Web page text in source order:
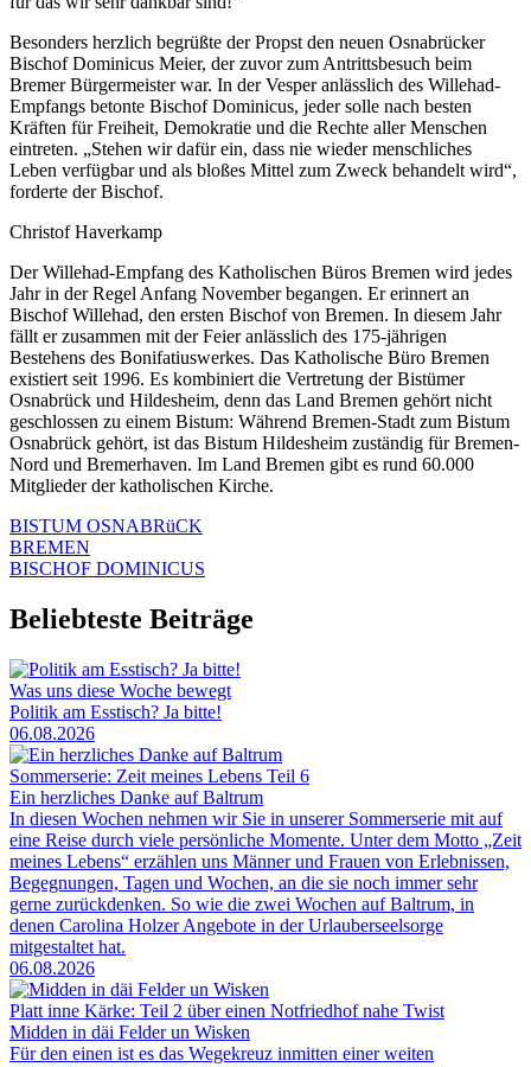
Besonders herzlich begrüßte der Propst den neuen Osnabrücker
Bischof Dominicus Meier, der zuvor zum Antrittsbesuch beim
Bremer Bürgermeister war. In der Vesper anlässlich des Willehad-
Empfangs betonte Bischof Dominicus, jeder solle nach besten
Kräften für Freiheit, Demokratie und die Rechte aller Menschen
eintreten. „Stehen wir dafür ein, dass nie wieder menschliches
Leben verfügbar und als bloßes Mittel zum Zweck behandelt wird“,
forderte der Bischof.
Christof Haverkamp
Der Willehad-Empfang des Katholischen Büros Bremen wird jedes
Jahr in der Regel Anfang November begangen. Er erinnert an
Bischof Willehad, den ersten Bischof von Bremen. In diesem Jahr
fällt er zusammen mit der Feier anlässlich des 175-jährigen
Bestehens des Bonifatiuswerkes. Das Katholische Büro Bremen
existiert seit 1996. Es kombiniert die Vertretung der Bistümer
Osnabrück und Hildesheim, denn das Land Bremen gehört nicht
geschlossen zu einem Bistum: Während Bremen-Stadt zum Bistum
Osnabrück gehört, ist das Bistum Hildesheim zuständig für Bremen-
Nord und Bremerhaven. Im Land Bremen gibt es rund 60.000
Mitglieder der katholischen Kirche.
BISTUM OSNABRüCK
BREMEN
BISCHOF DOMINICUS
Beliebteste Beiträge
Was uns diese Woche bewegt
Politik am Esstisch? Ja bitte!
06.08.2026
Sommerserie: Zeit meines Lebens Teil 6
Ein herzliches Danke auf Baltrum
In diesen Wochen nehmen wir Sie in unserer Sommerserie mit auf
eine Reise durch viele persönliche Momente. Unter dem Motto „Zeit
meines Lebens“ erzählen uns Männer und Frauen von Erlebnissen,
Begegnungen, Tagen und Wochen, an die sie noch immer sehr
gerne zurückdenken. So wie die zwei Wochen auf Baltrum, in
denen Carolina Holzer Angebote in der Urlauberseelsorge
mitgestaltet hat.
06.08.2026
Platt inne Kärke: Teil 2 über einen Notfriedhof nahe Twist
Midden in däi Felder un Wisken
Für den einen ist es das Wegekreuz inmitten einer weiten